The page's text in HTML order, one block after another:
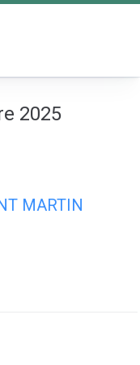
2025
MARTIN